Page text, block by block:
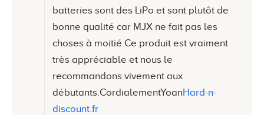
batteries sont des LiPo et sont plutôt de
bonne qualité car MJX ne fait pas les
choses à moitié.Ce produit est vraiment
très appréciable et nous le
recommandons vivement aux
débutants.CordialementYoanHard-n-
discount.fr